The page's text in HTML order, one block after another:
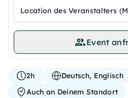
Location des Veranstalters
Event
2h
Deutsch, Englisch
Auch an Deinem Standort